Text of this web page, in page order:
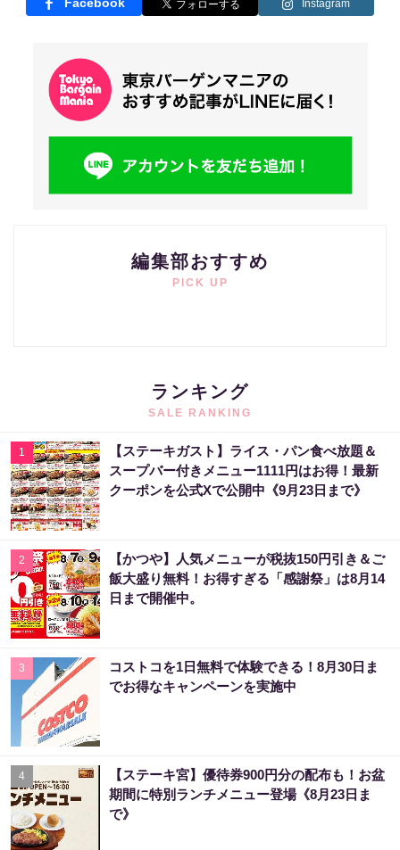
Instagram
編集部おすすめ
PICK UP
ランキング
SALE RANKING
1
【ステーキガスト】ライス・パン食べ放題＆
スープバー付きメニュー1111円はお得！最新
クーポンを公式Xで公開中《9月23日まで》
2
【かつや】人気メニューが税抜150円引き＆ご
飯大盛り無料！お得すぎる「感謝祭」は8月14
日まで開催中。
3
コストコを1日無料で体験できる！8月30日ま
でお得なキャンペーンを実施中
4
【ステーキ宮】優待券900円分の配布も！お盆
期間に特別ランチメニュー登場《8月23日ま
で》